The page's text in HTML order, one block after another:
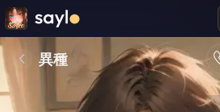
異種